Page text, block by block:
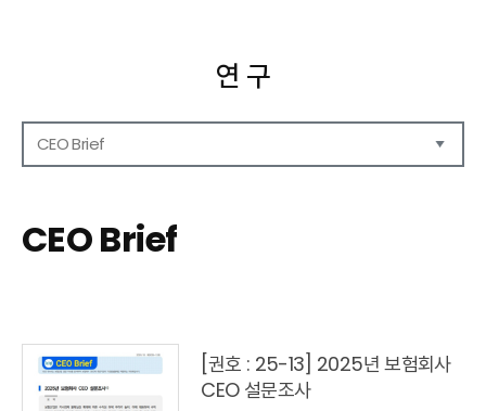
연 구
CEO Brief
CEO Brief
영상자료
CEO Brief
[권호 : 25-13] 2025년 보험회사
CEO 설문조사